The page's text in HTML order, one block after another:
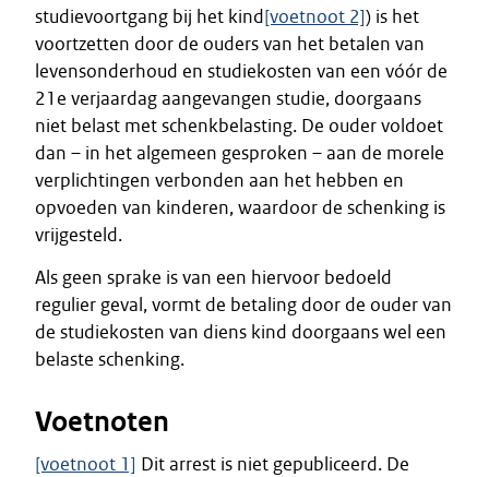
studievoortgang bij het kind[voetnoot 2]) is het
voortzetten door de ouders van het betalen van
levensonderhoud en studiekosten van een vóór de
21e verjaardag aangevangen studie, doorgaans
niet belast met schenkbelasting. De ouder voldoet
dan – in het algemeen gesproken – aan de morele
verplichtingen verbonden aan het hebben en
opvoeden van kinderen, waardoor de schenking is
vrijgesteld.
Als geen sprake is van een hiervoor bedoeld
regulier geval, vormt de betaling door de ouder van
de studiekosten van diens kind doorgaans wel een
belaste schenking.
Voetnoten
[voetnoot 1] Dit arrest is niet gepubliceerd. De